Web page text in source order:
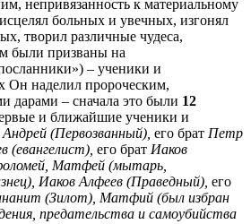
непривязанность к материальному
больных и увечных, изгонял
творил различные чудеса,
были призваны на
– ученики и
Он наделил пророческим,
дарами – сначала это были 12
и ближайшие ученики и
Андрей (Первозванный), его брат Петр
(евангелист), его брат Иаков
Матфей (мытарь,
Иаков Алфеев (Праведный), его
(Зилот), Матфий (был избран
предательства и самоубийства